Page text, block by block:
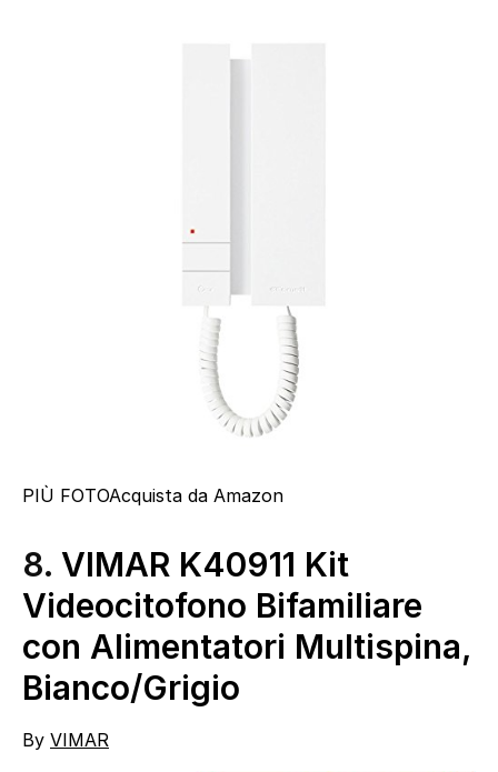
PIÙ FOTOAcquista da Amazon
8. VIMAR K40911 Kit
Videocitofono Bifamiliare
con Alimentatori Multispina,
Bianco/Grigio
By VIMAR